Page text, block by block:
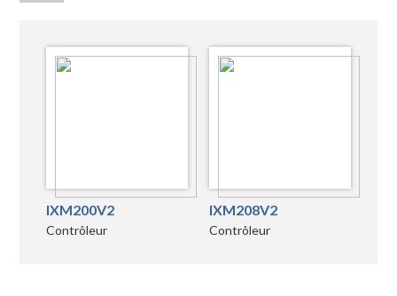
IXM200V2
Contrôleur
IXM208V2
Contrôleur